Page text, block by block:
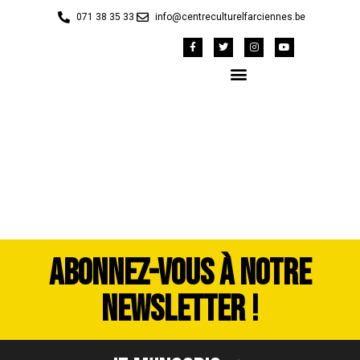
071 38 35 33 info@centreculturelfarciennes.be
ABONNEZ-VOUS À NOTRE
NEWSLETTER !